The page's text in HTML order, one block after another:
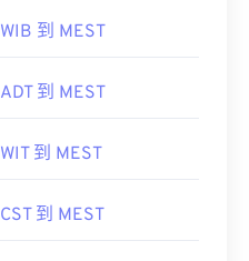
WIB 到 MEST
ADT 到 MEST
WIT 到 MEST
CST 到 MEST